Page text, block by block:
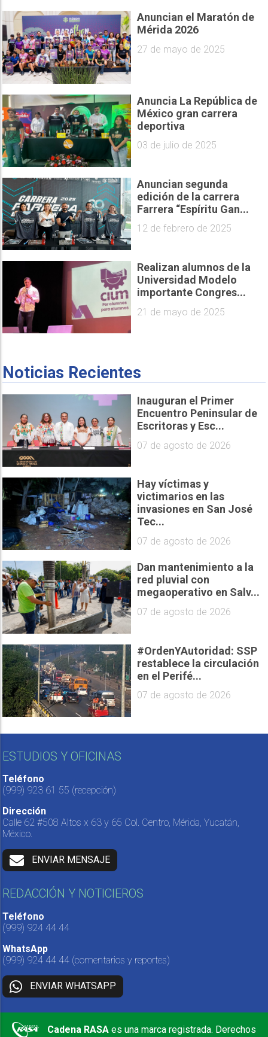
Anuncian el Maratón de
Mérida 2026
27 de mayo de 2025
Anuncia La República de
México gran carrera
deportiva
03 de julio de 2025
Anuncian segunda
edición de la carrera
Farrera “Espíritu Gan...
12 de febrero de 2025
Realizan alumnos de la
Universidad Modelo
importante Congres...
21 de mayo de 2025
Noticias Recientes
Inauguran el Primer
Encuentro Peninsular de
Escritoras y Esc...
07 de agosto de 2026
Hay víctimas y
victimarios en las
invasiones en San José
Tec...
07 de agosto de 2026
Dan mantenimiento a la
red pluvial con
megaoperativo en Salv...
07 de agosto de 2026
#OrdenYAutoridad: SSP
restablece la circulación
en el Perifé...
07 de agosto de 2026
ESTUDIOS Y OFICINAS
Teléfono
(999) 923 61 55 (recepción)
Dirección
Calle 62 #508 Altos x 63 y 65 Col. Centro, Mérida, Yucatán,
México.
ENVIAR MENSAJE
REDACCIÓN Y NOTICIEROS
Teléfono
(999) 924 44 44
WhatsApp
(999) 924 44 44 (comentarios y reportes)
ENVIAR WHATSAPP
Cadena RASA es una marca registrada. Derechos